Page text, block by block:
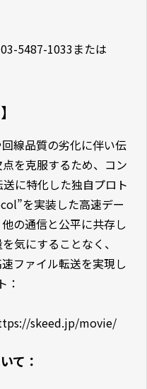
5487-1033または
線品質の劣化に伴い伝
を克服するため、コン
に特化した独自プロト
を実装した高速デー
の通信と公平に共存し
気にすることなく、
ファイル転送を実現し
：
skeed.jp/movie/
て：